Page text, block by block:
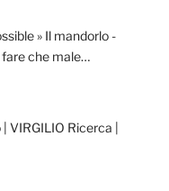
» Il mandorlo -
fare che male…
VIRGILIO Ricerca |